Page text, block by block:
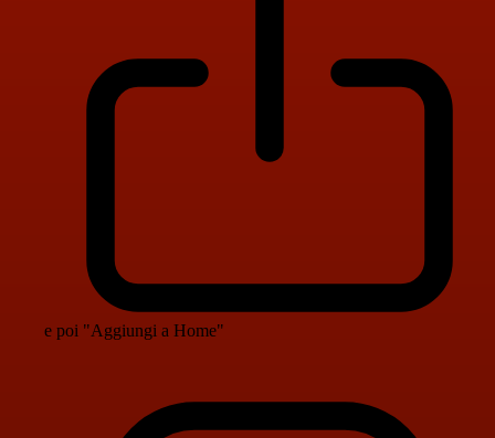
e poi "Aggiungi a Home"